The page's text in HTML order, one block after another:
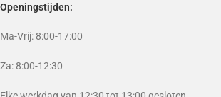
Openingstijden:
Ma-Vrij: 8:00-17:00
Za: 8:00-12:30